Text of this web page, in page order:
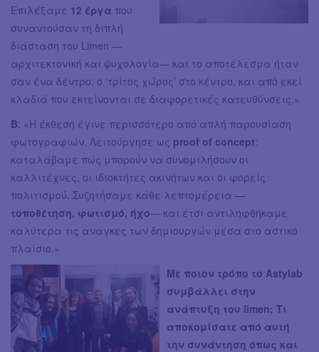
Επιλέξαμε 12 έργα που
συναντούσαν τη διπλή
διάσταση του Limen —
αρχιτεκτονική και ψυχολογία— και το αποτέλεσμα ήταν
σαν ένα δέντρο: ο ‘τρίτος χώρος’ στο κέντρο, και από εκεί
κλαδιά που εκτείνονται σε διαφορετικές κατευθύνσεις.»
Β: «Η έκθεση έγινε περισσότερο από απλή παρουσίαση
φωτογραφιών. Λειτούργησε ως proof of concept:
καταλάβαμε πώς μπορούν να συνομιλήσουν οι
καλλιτέχνες, οι ιδιοκτήτες ακινήτων και οι φορείς
πολιτισμού. Συζητήσαμε κάθε λεπτομέρεια —
τοποθέτηση, φωτισμό, ήχο— και έτσι αντιληφθήκαμε
καλύτερα τις ανάγκες των δημιουργών μέσα στο αστικό
πλαίσιο.»
Με ποιον τρόπο το Astylab
συμβάλλει στην
ανάπτυξη του limen; Τι
αποκομίσατε από αυτή
την συνάντηση όπως και